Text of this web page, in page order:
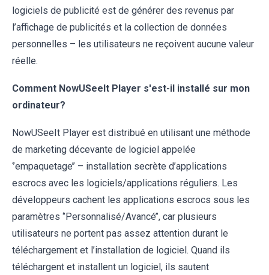
logiciels de publicité est de générer des revenus par
l’affichage de publicités et la collection de données
personnelles – les utilisateurs ne reçoivent aucune valeur
réelle.
Comment NowUSeeIt Player s'est-il installé sur mon
ordinateur?
NowUSeeIt Player est distribué en utilisant une méthode
de marketing décevante de logiciel appelée
‘’empaquetage’’ – installation secrète d’applications
escrocs avec les logiciels/applications réguliers. Les
développeurs cachent les applications escrocs sous les
paramètres ‘’Personnalisé/Avancé’’, car plusieurs
utilisateurs ne portent pas assez attention durant le
téléchargement et l’installation de logiciel. Quand ils
téléchargent et installent un logiciel, ils sautent